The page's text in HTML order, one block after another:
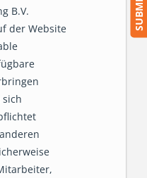
B.V.
der Website